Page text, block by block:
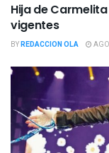
Hija de
vigentes
BYREDACCION OLA